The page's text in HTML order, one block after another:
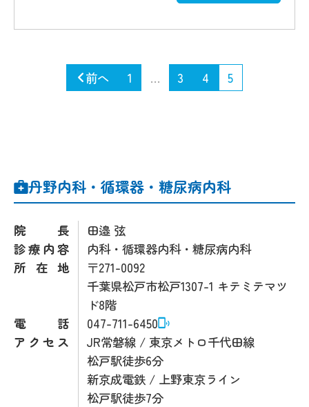
前へ 1 … 3 4 5
丹野内科・循環器・糖尿病内科
院長
田邉 弦
診療内容
内科・循環器内科・糖尿病内科
所在地
〒271-0092
千葉県松戸市松戸1307-1 キテミテマツ
ド8階
電話
047-711-6450
アクセス
JR常磐線 / 東京メトロ千代田線
松戸駅徒歩6分
新京成電鉄 / 上野東京ライン
松戸駅徒歩7分